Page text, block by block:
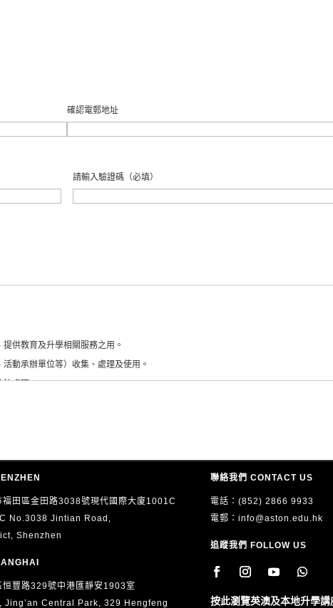
確認電郵地址
請輸入驗證碼（必填）
供教育及升學相關服務之用。
動承辦單位等）收集、處理及使用。
法處理。
升學、展覽、活動、課程及服務的最新資訊（直接促銷用途）。
人的個人資料。如欲行使上述權利，請以書面形式（包括電郵）向 ASTON 提出申
整。
福田區金田路3038號現代國際大廈1001C
No.3038 Jintian Road,
Shenzhen
恒豐路329號中港匯靜安1903室
Jing’an Central Park, 329 Hengfeng
聯絡我們 CONTACT US
電話：(852) 2866 9933
電郵： info@aston.edu.hk
追蹤我們 FOLLOW US
按此瀏覽英澳及本地升學講